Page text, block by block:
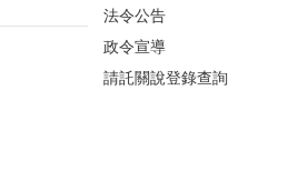
法令公告
政令宣導
請託關說登錄查詢